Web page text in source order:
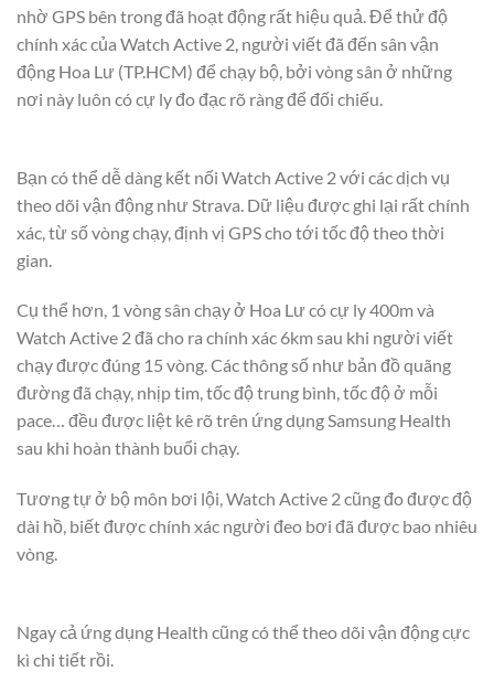
nhờ GPS bên trong đã hoạt động rất hiệu quả. Để thử độ
chính xác của Watch Active 2, người viết đã đến sân vận
động Hoa Lư (TP.HCM) để chạy bộ, bởi vòng sân ở những
nơi này luôn có cự ly đo đạc rõ ràng để đối chiếu.
Bạn có thể dễ dàng kết nối Watch Active 2 với các dịch vụ
theo dõi vận động như Strava. Dữ liệu được ghi lại rất chính
xác, từ số vòng chạy, định vị GPS cho tới tốc độ theo thời
gian.
Cụ thể hơn, 1 vòng sân chạy ở Hoa Lư có cự ly 400m và
Watch Active 2 đã cho ra chính xác 6km sau khi người viết
chạy được đúng 15 vòng. Các thông số như bản đồ quãng
đường đã chạy, nhịp tim, tốc độ trung bình, tốc độ ở mỗi
pace… đều được liệt kê rõ trên ứng dụng Samsung Health
sau khi hoàn thành buổi chạy.
Tương tự ở bộ môn bơi lội, Watch Active 2 cũng đo được độ
dài hồ, biết được chính xác người đeo bơi đã được bao nhiêu
vòng.
Ngay cả ứng dụng Health cũng có thể theo dõi vận động cực
kì chi tiết rồi.